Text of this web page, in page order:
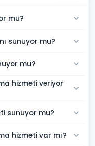
mu?
sunuyor mu?
mu?
hizmeti veriyor
sunuyor mu?
hizmeti var mı?